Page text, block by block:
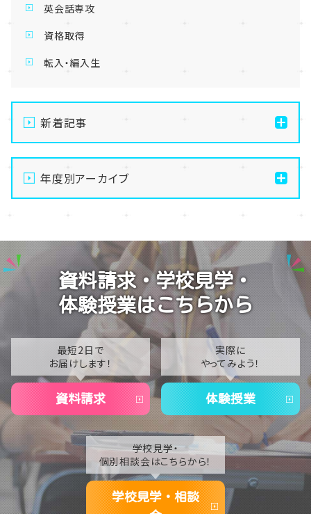
英会話専攻
資格取得
転入・編入生
新着記事
【名護市にある通信制高校】夏祭り延期のお知らせ
【名護市にある通信制高校】8月22日（土）オープンキャ
ンパス開催！学校の雰囲気を体感しよう✨
シュ！ものづくり体験
【名護市にある通信制高校】夏季休業（夏期休校）期間
のお知らせ🎐
【名護市にある通信制高校】大好きな動物と一緒に学
ぼう！ペット専攻体験会のご案内🐶🐱
年度別アーカイブ
2025
2024
2023
2021
2020
資料請求・学校見学・
体験授業はこちらから
最短2日で
お届けします！
資料請求
実際に
やってみよう！
体験授業
学校見学・
個別相談会はこちらから！
学校見学・相談